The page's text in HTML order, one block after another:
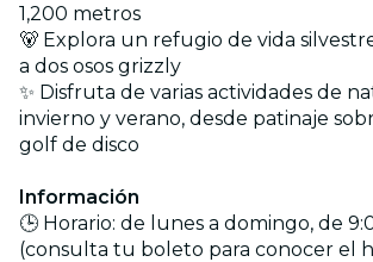
1,200 metros
🐻 Explora un refugio de vida
a dos osos grizzly
✨ Disfruta de varias actividades de
invierno y verano, desde patinaje
golf de disco
Información
🕒 Horario: de lunes a domingo, de
(consulta tu boleto para conocer el